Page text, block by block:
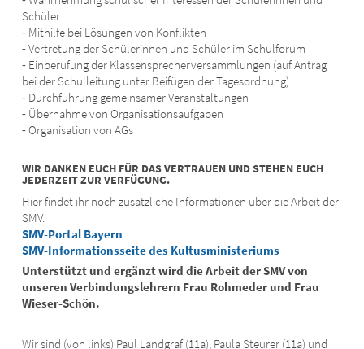
Schüler
⁃ Mithilfe bei Lösungen von Konflikten
⁃ Vertretung der Schülerinnen und Schüler im Schulforum
⁃ Einberufung der Klassensprecherversammlungen (auf Antrag
bei der Schulleitung unter Beifügen der Tagesordnung)
⁃ Durchführung gemeinsamer Veranstaltungen
⁃ Übernahme von Organisationsaufgaben
⁃ Organisation von AGs
WIR DANKEN EUCH FÜR DAS VERTRAUEN UND STEHEN EUCH
JEDERZEIT ZUR VERFÜGUNG.
Hier findet ihr noch zusätzliche Informationen über die Arbeit der
SMV.
SMV-Portal Bayern
SMV-Informationsseite des Kultusministeriums
Unterstützt und ergänzt wird die Arbeit der SMV von
unseren Verbindungslehrern Frau Rohmeder und Frau
Wieser-Schön.
Wir sind (von links) Paul Landgraf (11a), Paula Steurer (11a) und